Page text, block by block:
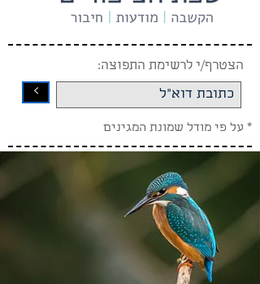
* על פי מודל שמונת המגינים
הצטרף/י לרשימת התפוצה:
<